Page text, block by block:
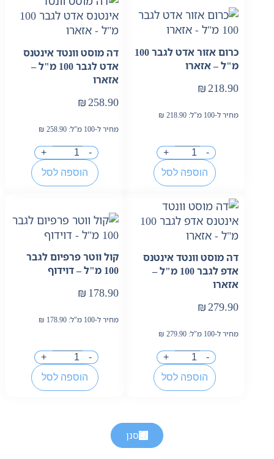
כרום אזור אדט לגבר 100
מ"ל – אזארו
₪ 218.90
מחיר ל-100 מ"ל: ₪ 218.90
-
+
הוספה לסל
דה מוסט וונטד אינטנס
אדט לגבר 100 מ"ל –
אזארו
₪ 258.90
מחיר ל-100 מ"ל: ₪ 258.90
-
+
הוספה לסל
דה מוסט וונטד אינטנס
אדפ לגבר 100 מ"ל –
אזארו
₪279.90
מחיר ל-100 מ"ל: ₪ 279.90
-
+
הוספה לסל
קול ווטר פרפיום לגבר
100 מ"ל – דוידוף
₪ 178.90
מחיר ל-100 מ"ל: ₪ 178.90
-
+
הוספה לסל
סנן